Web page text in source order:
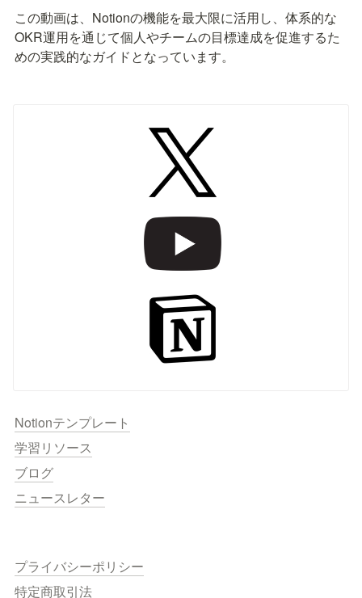
この動画は、Notionの機能を最大限に活用し、体系的な
OKR運用を通じて個人やチームの目標達成を促進するた
めの実践的なガイドとなっています。
Notionテンプレート
学習リソース
ブログ
ニュースレター
プライバシーポリシー
特定商取引法